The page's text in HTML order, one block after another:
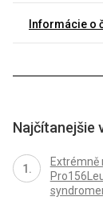
Informácie o
Najčítanejšie
Extrémně